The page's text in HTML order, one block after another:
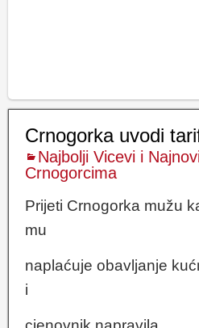
Crnogorka uvodi
Najbolji Vicevi i
Crnogorcima
Prijeti Crnogorka mužu
mu
naplaćuje obavljanje
i